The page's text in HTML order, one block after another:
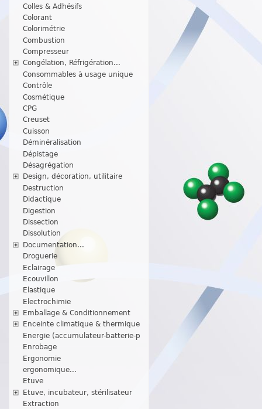
Colles & Adhésifs
Colorant
Colorimétrie
Combustion
Compresseur
Congélation, Réfrigération...
Consommables à usage unique
Contrôle
Cosmétique
CPG
Creuset
Cuisson
Déminéralisation
Dépistage
Désagrégation
Design, décoration, utilitaire
Destruction
Didactique
Digestion
Dissection
Dissolution
Documentation...
Droguerie
Eclairage
Ecouvillon
Elastique
Electrochimie
Emballage & Conditionnement
Enceinte climatique & thermique
Energie (accumulateur-batterie-p
Enrobage
Ergonomie
ergonomique...
Etuve
Etuve, incubateur, stérilisateur
Extraction